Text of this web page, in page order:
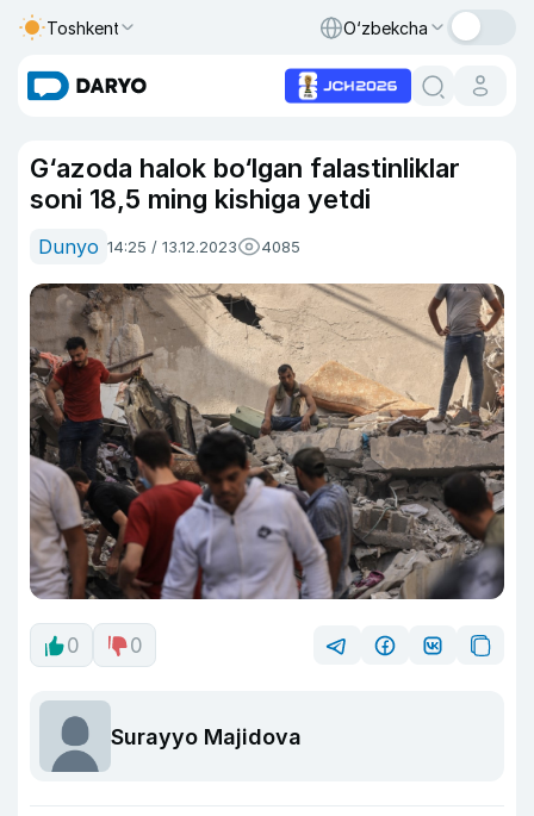
Toshkent O‘zbekcha
G‘azoda halok bo‘lgan falastinliklar
soni 18,5 ming kishiga yetdi
Dunyo 14:25 / 13.12.2023 4085
0 0
Surayyo Majidova